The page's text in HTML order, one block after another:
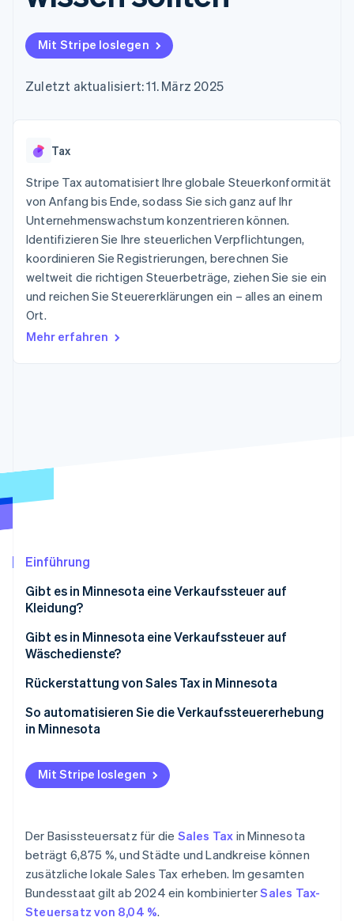
125
Terminal
Zahlungen vor Ort
Boost
Autorisierungsraten
Beschleunigter
Financial
Connections
Verbundene
Finanzdaten
Data Pipeline
Mehr
Product roadmap
Ausblick
Radar
Jetzt ansehen
Geldmanagement
SaaS
Bewirtung, Reisen und
Freizeit
Versicherungen
Medien und
Unterhaltung
Gemeinnützige
Organisationen
Fachdienstleistungen
Öffentlicher Sektor
Ecosystem
Marktplatz auf
Abonnementverwaltung
nutzungsbasierte
Karten ausgeben: So
Diensten mit Agenten
Ressourcen
App-Integrationen
Code-Beispiele
Entwickler-Blog
Stripe Sessions
Karriere
Stripe Press
kontaktieren
Partner werden
Mit Stripe loslegen
Zuletzt aktualisiert: 11. März 2025
Tax
Stripe Tax automatisiert Ihre globale Steuerkonformität
von Anfang bis Ende, sodass Sie sich ganz auf Ihr
Unternehmenswachstum konzentrieren können.
Identifizieren Sie Ihre steuerlichen Verpflichtungen,
koordinieren Sie Registrierungen, berechnen Sie
weltweit die richtigen Steuerbeträge, ziehen Sie sie ein
und reichen Sie Steuererklärungen ein – alles an einem
Ort.
Mehr erfahren
Einführung
Gibt es in Minnesota eine Verkaufssteuer auf
Kleidung?
Steuerbefreite Kleidung
Gibt es in Minnesota eine Verkaufssteuer auf
Wäschedienste?
Rückerstattung von Sales Tax in Minnesota
Anspruch auf Rückerstattung der Sales Tax
So automatisieren Sie die Verkaufssteuererhebung
in Minnesota
Stripe-Konto einrichten
Stripe Tax aktivieren
Steuersätze für Minnesota einrichten
Stripe in Ihren Online-Store integrieren
Steuererhebung beim Bezahlvorgang aktivieren
Mit Stripe loslegen
Der Basissteuersatz für die Sales Tax in Minnesota
beträgt 6,875 %, und Städte und Landkreise können
zusätzliche lokale Sales Tax erheben. Im gesamten
Bundesstaat gilt ab 2024 ein kombinierterSales Tax-
Steuersatz von 8,04 %.